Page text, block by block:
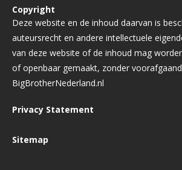
Copyright
Deze website en de inhoud daarvan is
auteursrecht en andere intellectuele
van deze website of de inhoud mag
of openbaar gemaakt, zonder
BigBrotherNederland.nl
Privacy Statement
Sitemap